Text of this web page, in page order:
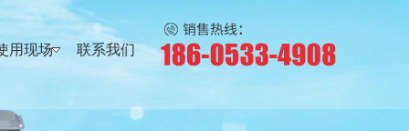
用现场 联系我们